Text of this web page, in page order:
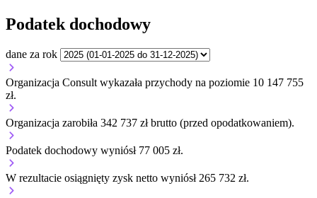
Podatek dochodowy
dane za rok
Organizacja Consult wykazała przychody na poziomie 10 147 755
zł.
Organizacja zarobiła 342 737 zł brutto (przed opodatkowaniem).
Podatek dochodowy wyniósł 77 005 zł.
W rezultacie osiągnięty zysk netto wyniósł 265 732 zł.